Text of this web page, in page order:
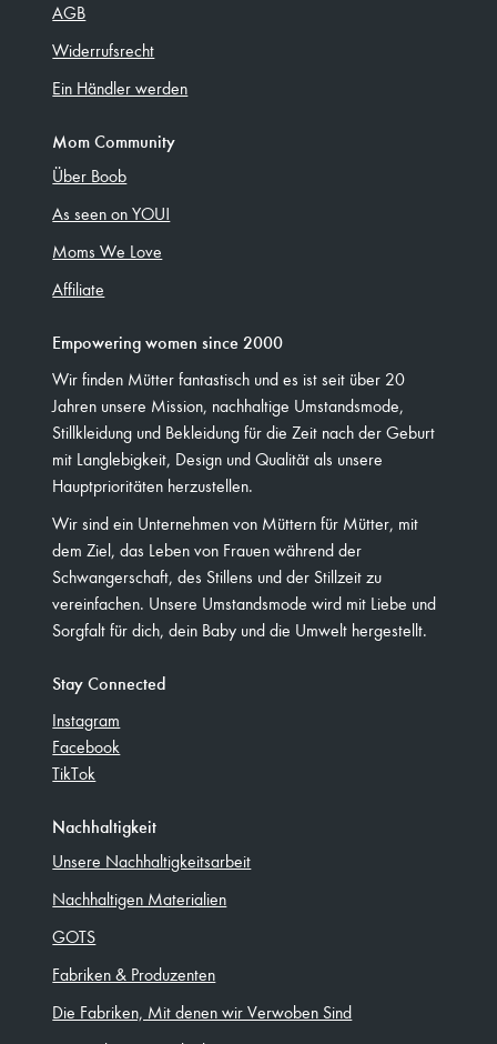
AGB
Widerrufsrecht
Ein Händler werden
Mom Community
Über Boob
As seen on YOU!
Moms We Love
Affiliate
Empowering women since 2000
Wir finden Mütter fantastisch und es ist seit über 20
Jahren unsere Mission, nachhaltige Umstandsmode,
Stillkleidung und Bekleidung für die Zeit nach der Geburt
mit Langlebigkeit, Design und Qualität als unsere
Hauptprioritäten herzustellen.
Wir sind ein Unternehmen von Müttern für Mütter, mit
dem Ziel, das Leben von Frauen während der
Schwangerschaft, des Stillens und der Stillzeit zu
vereinfachen. Unsere Umstandsmode wird mit Liebe und
Sorgfalt für dich, dein Baby und die Umwelt hergestellt.
Stay Connected
Instagram
Facebook
TikTok
Nachhaltigkeit
Unsere Nachhaltigkeitsarbeit
Nachhaltigen Materialien
GOTS
Fabriken & Produzenten
Die Fabriken, Mit denen wir Verwoben Sind